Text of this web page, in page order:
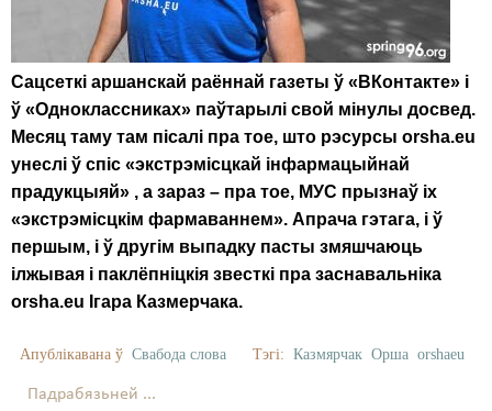
Сацсеткі аршанскай раённай газеты ў « ВКонтакте» і
ў «Одноклассниках» паўтарылі свой мінулы досвед.
Месяц таму там пісалі пра тое, што рэсурсы orsha.eu
унеслі ў спіс «экстрэмісцкай інфармацыйнай
прадукцыяй» , а зараз – пра тое, МУС прызнаў іх
«экстрэмісцкім фармаваннем». Апрача гэтага, і ў
першым, і ў другім выпадку пасты змяшчаюць
ілжывая і паклёпніцкія звесткі пра заснавальніка
orsha.eu Ігара Казмерчака.
Апублікавана ў Свабода слова Тэгі: Казмярчак Орша orshaeu
Падрабязьней ...